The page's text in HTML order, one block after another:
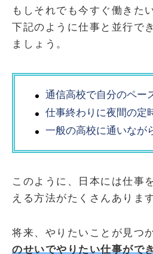
もしそれでも今すぐ働きた
下記のように仕事と並行で
ましょう。
通信高校で自分のペー
仕事終わりに夜間の定
一般の高校に通いなが
このように、日本には仕事
える方法がたくさんあります
将来、やりたいことが見つ
のせいでやりたい仕事がで